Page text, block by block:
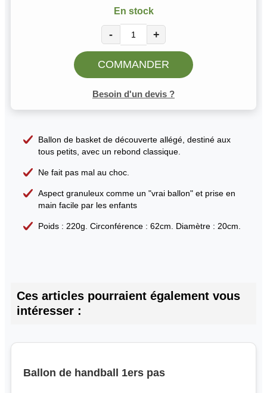
En stock
- +
COMMANDER
Besoin d'un devis ?
Ballon de basket de découverte allégé, destiné aux
tous petits, avec un rebond classique.
Ne fait pas mal au choc.
Aspect granuleux comme un "vrai ballon" et prise en
main facile par les enfants
Poids : 220g. Circonférence : 62cm. Diamètre : 20cm.
Ces articles pourraient également vous
intéresser :
Ballon de handball 1ers pas